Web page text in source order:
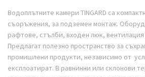
Водоплътните камери TINGARD са
съоръжения, за подземен монтаж.
рафтове, стълби, входен люк, вентилация
Предлагат полезно пространство за
промишлени продукти, независимо от
експлоатират. В равнинни или склонови